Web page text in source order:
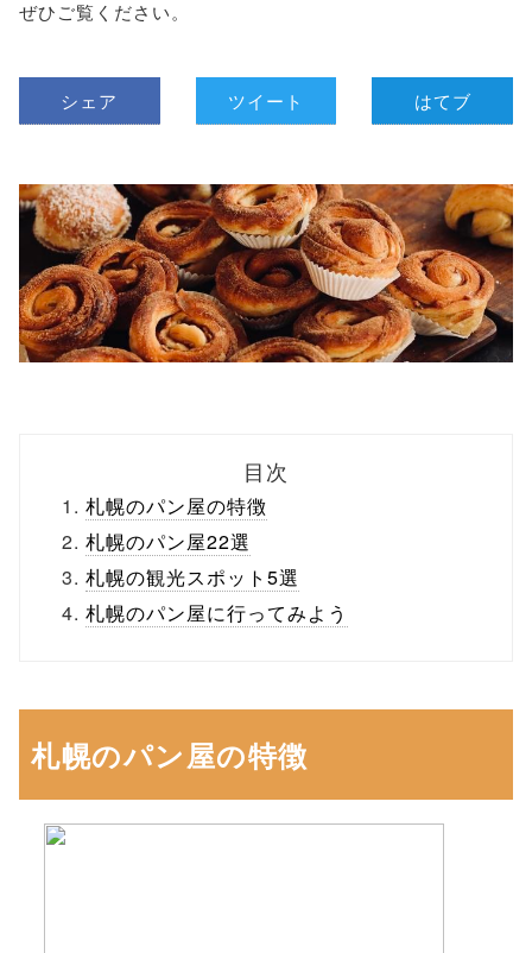
ぜひご覧ください。
シェア ツイート はてブ
目次
札幌のパン屋の特徴
札幌のパン屋22選
札幌の観光スポット5選
札幌のパン屋に行ってみよう
札幌のパン屋の特徴